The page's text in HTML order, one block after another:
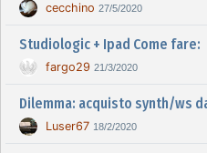
cecchino 27/5/2020
Studiologic + Ipad Come fare:
fargo29 21/3/2020
Dilemma: acquisto synth/ws
Luser67 18/2/2020